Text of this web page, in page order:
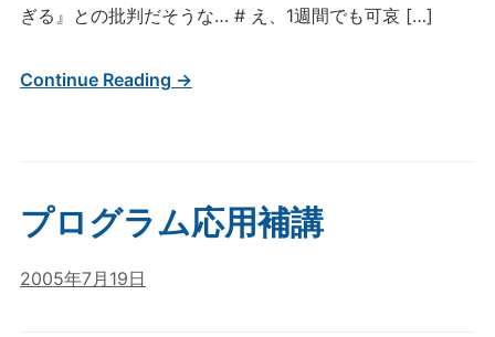
ぎる』との批判だそうな… # え、1週間でも可哀 […]
Continue Reading →
プログラム応用補講
2005年7月19日